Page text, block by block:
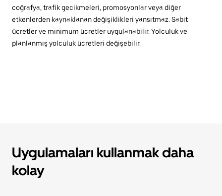
coğrafya, trafik gecikmeleri, promosyonlar veya diğer
etkenlerden kaynaklanan değişiklikleri yansıtmaz. Sabit
ücretler ve minimum ücretler uygulanabilir. Yolculuk ve
planlanmış yolculuk ücretleri değişebilir.
Uygulamaları kullanmak daha
kolay